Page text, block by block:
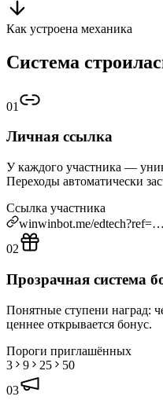
Как устроена механика
Система
01
Личная ссылка
У каждого участника —
Переходы автоматически
Ссылка участника
winwinbot.me/edtech?ref=…
02
Прозрачная система
Понятные ступени наград:
ценнее открывается бонус.
Пороги приглашённых
3
9 25
50
03